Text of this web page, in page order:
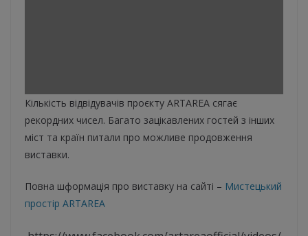
Кількість відвідувачів проєкту ARTAREA сягає
рекордних чисел. Багато зацікавлених гостей з інших
міст та країн питали про можливе продовження
виставки.
Повна шформація про виставку на сайті – Мистецький
простір ARTAREA